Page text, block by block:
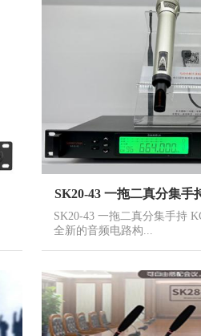
SK20-43 一拖二真分集手
SK20-43 一拖二真分集手持
全新的音频电路构...